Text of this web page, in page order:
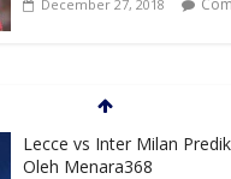
December 27, 2018
Lecce vs Inter Milan
Oleh Menara368